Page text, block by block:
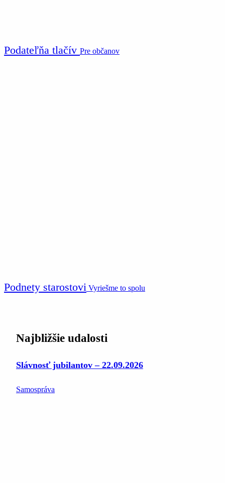
Podateľňa tlačív Pre občanov
Podnety starostovi Vyriešme to spolu
Najbližšie udalosti
Slávnosť jubilantov – 22.09.2026
Samospráva